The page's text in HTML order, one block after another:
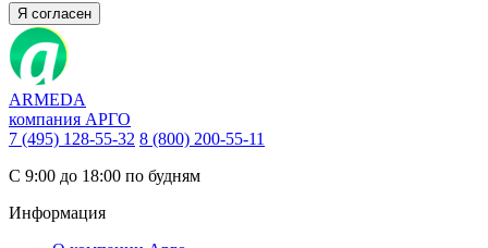
Я согласен
ARMEDA
компания АРГО
7 (495) 128-55-32 8 (800) 200-55-11
С 9:00 до 18:00 по будням
Информация